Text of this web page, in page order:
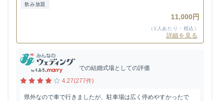
飲み放題
11,000円
（1人あたり・税込）
詳細を見る
での結婚式場としての評価
4.27(277件)
県外なので車で行きましたが、駐車場は広く停めやすかったで